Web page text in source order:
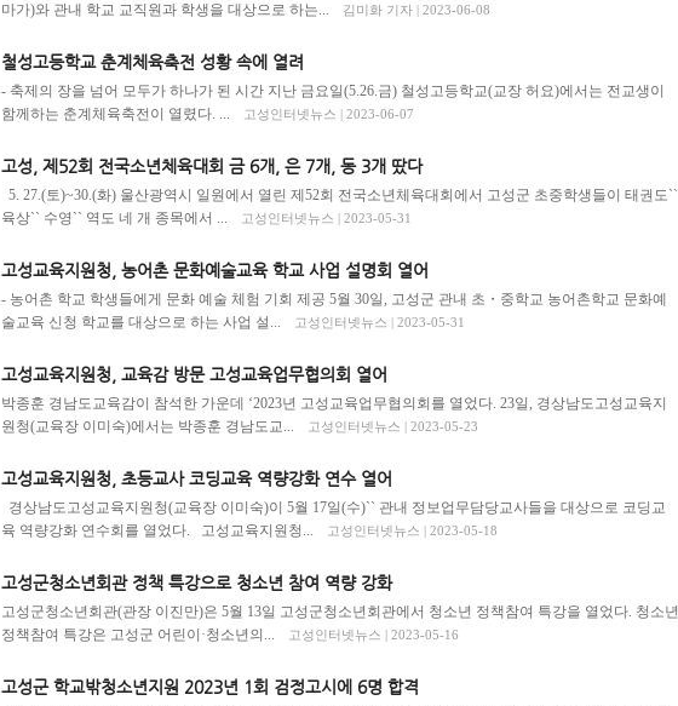
마가)와 관내 학교 교직원과 학생을 대상으로 하는...
김미화 기자 | 2023-06-08
철성고등학교 춘계체육축전 성황 속에 열려
- 축제의 장을 넘어 모두가 하나가 된 시간 지난 금요일(5.26.금) 철성고등학교(교장 허요)에서는 전교생이
함께하는 춘계체육축전이 열렸다. ...
고성인터넷뉴스 | 2023-06-07
고성, 제52회 전국소년체육대회 금 6개, 은 7개, 동 3개 땄다
5. 27.(토)~30.(화) 울산광역시 일원에서 열린 제52회 전국소년체육대회에서 고성군 초중학생들이 태권도``
육상`` 수영`` 역도 네 개 종목에서 ...
고성인터넷뉴스 | 2023-05-31
고성교육지원청, 농어촌 문화예술교육 학교 사업 설명회 열어
- 농어촌 학교 학생들에게 문화 예술 체험 기회 제공 5월 30일, 고성군 관내 초・중학교 농어촌학교 문화예
술교육 신청 학교를 대상으로 하는 사업 설...
고성인터넷뉴스 | 2023-05-31
고성교육지원청, 교육감 방문 고성교육업무협의회 열어
박종훈 경남도교육감이 참석한 가운데 ‘2023년 고성교육업무협의회를 열었다. 23일, 경상남도고성교육지
원청(교육장 이미숙)에서는 박종훈 경남도교...
고성인터넷뉴스 | 2023-05-23
고성교육지원청, 초등교사 코딩교육 역량강화 연수 열어
경상남도고성교육지원청(교육장 이미숙)이 5월 17일(수)`` 관내 정보업무담당교사들을 대상으로 코딩교
육 역량강화 연수회를 열었다. 고성교육지원청...
고성인터넷뉴스 | 2023-05-18
고성군청소년회관 정책 특강으로 청소년 참여 역량 강화
고성군청소년회관(관장 이진만)은 5월 13일 고성군청소년회관에서 청소년 정책참여 특강을 열었다. 청소년
정책참여 특강은 고성군 어린이·청소년의...
고성인터넷뉴스 | 2023-05-16
고성군 학교밖청소년지원 2023년 1회 검정고시에 6명 합격